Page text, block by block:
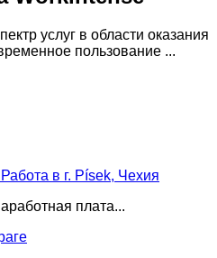
услуг в области оказания
пользование ...
в г. Písek, Чехия
плата...